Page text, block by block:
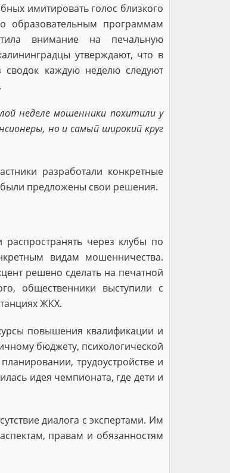
имитировать голос близкого
образовательным программам
внимание на печальную
утверждают, что в
сводок каждую неделю следуют
неделе мошенники похитили у
но и самый широкий круг
разработали конкретные
предложены свои решения.
через клубы по
видам мошенничества.
решено сделать на печатной
общественники выступили с
ЖКХ.
повышения квалификации и
бюджету, психологической
трудоустройстве и
идея чемпионата, где дети и
диалога с экспертами. Им
правам и обязанностям